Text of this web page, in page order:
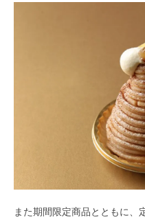
また期間限定商品とともに、